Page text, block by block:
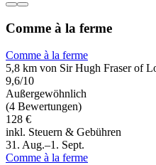
Comme à la ferme
Comme à la ferme
5,8 km von Sir Hugh Fraser of
9,6/10
Außergewöhnlich
(4 Bewertungen)
128 €
inkl. Steuern & Gebühren
31. Aug.–1. Sept.
Comme à la ferme